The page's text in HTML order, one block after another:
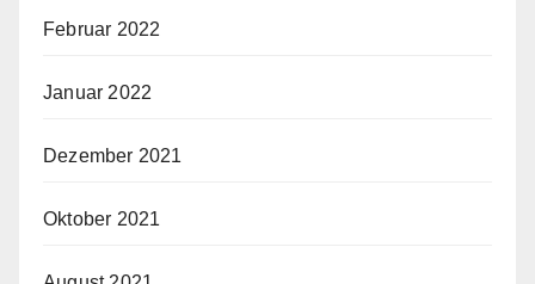
Februar 2022
Januar 2022
Dezember 2021
Oktober 2021